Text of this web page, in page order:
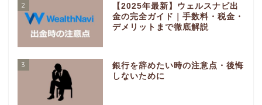
2
【2025年最新】ウェルスナビ出
金の完全ガイド｜手数料・税金・
デメリットまで徹底解説
3
銀行を辞めたい時の注意点・後悔
しないために